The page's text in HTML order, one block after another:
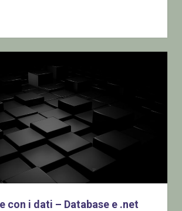
con i dati – Database e .net